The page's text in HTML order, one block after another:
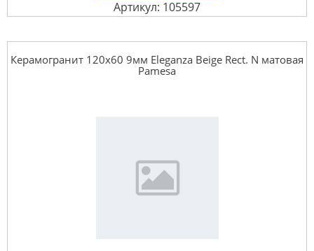
Артикул: 105597
Керамогранит 120x60 9мм Eleganza Beige Rect. N матовая
Pamesa